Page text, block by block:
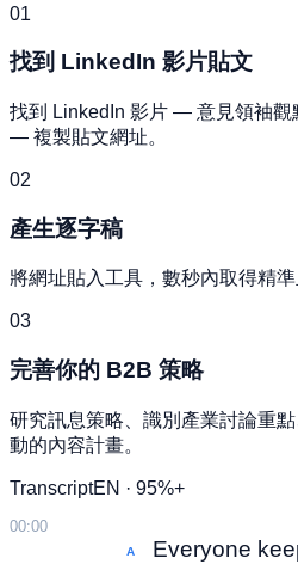
01
找到 LinkedIn 影片貼文
找到 LinkedIn 影片 — 意見領袖觀
— 複製貼文網址。
02
產生逐字稿
將網址貼入工具，數秒內取得精準
03
完善你的 B2B 策略
研究訊息策略、識別產業討論重
動的內容計畫。
TranscriptEN · 95%+
00:00
A
Everyone